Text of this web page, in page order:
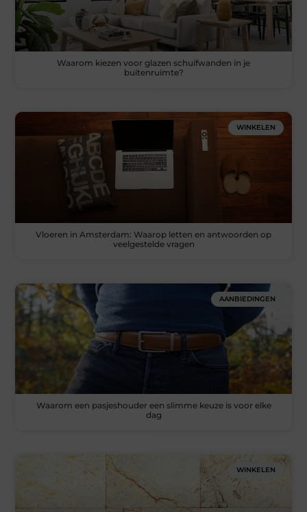
Waarom kiezen voor glazen schuifwanden in je
buitenruimte?
WINKELEN
Vloeren in Amsterdam: Waarop letten en antwoorden op
veelgestelde vragen
AANBIEDINGEN
Waarom een pasjeshouder een slimme keuze is voor elke
dag
WINKELEN